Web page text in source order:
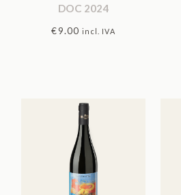
DOC 2024
€9.00 incl. IVA